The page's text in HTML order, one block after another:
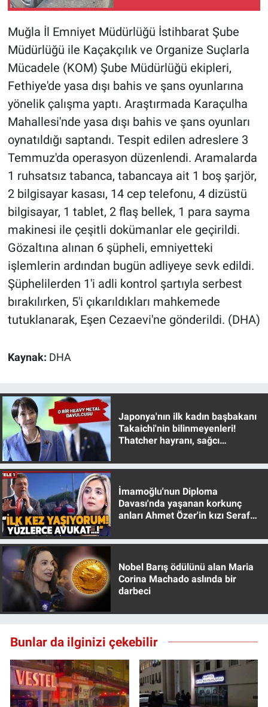
kaldırıldı
Muğla İl Emniyet Müdürlüğü İstihbarat Şube
Müdürlüğü ile Kaçakçılık ve Organize Suçlarla
Mücadele (KOM) Şube Müdürlüğü ekipleri,
Fethiye'de yasa dışı bahis ve şans oyunlarına
yönelik çalışma yaptı. Araştırmada Karaçulha
Mahallesi'nde yasa dışı bahis ve şans oyunları
oynatıldığı saptandı. Tespit edilen adreslere 3
Temmuz'da operasyon düzenlendi. Aramalarda
1 ruhsatsız tabanca, tabancaya ait 1 boş şarjör,
2 bilgisayar kasası, 14 cep telefonu, 4 dizüstü
bilgisayar, 1 tablet, 2 flaş bellek, 1 para sayma
makinesi ile çeşitli dokümanlar ele geçirildi.
Gözaltına alınan 6 şüpheli, emniyetteki
işlemlerin ardından bugün adliyeye sevk edildi.
Şüphelilerden 1'i adli kontrol şartıyla serbest
bırakılırken, 5'i çıkarıldıkları mahkemede
tutuklanarak, Eşen Cezaevi'ne gönderildi. (DHA)
Kaynak: DHA
Japonya'nın ilk kadın başbakanı
Takaichi'nin bilinmeyenleri!
Thatcher hayranı, sağcı
İmamoğlu'nun Diploma
Davası'nda yaşanan korkunç
anları Ahmet Özer'in kızı Seraf
Nobel Barış ödülünü alan Maria
Corina Machado aslında bir
darbeci
Bunlar da ilginizi çekebilir
Kimdir
Koronavirüs
Kültür Sanat
Ne demişti
Nedir
Popüler
Programlar
Sağlık
Spor
Teknoloji
Türkiye'nin Geleceği
Yerel Gündem
Yerel Yaşam
Canlı Yayın